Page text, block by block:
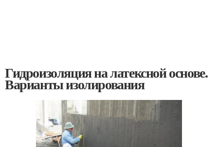
Гидроизоляция на латексной основе.
Варианты изолирования